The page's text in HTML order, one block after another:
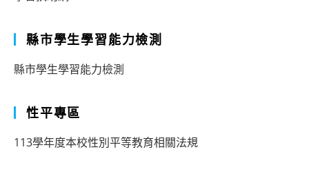
縣市學生學習能力檢測
縣市學生學習能力檢測
性平專區
113學年度本校性別平等教育相關法規